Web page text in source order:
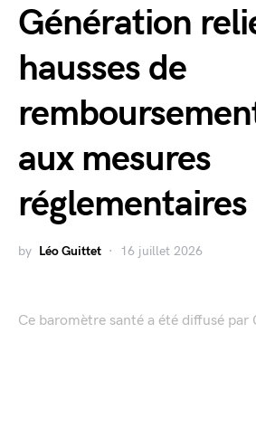
Génération
hausses de
aux mesures
réglementaires
by Léo Guittet 16 juillet 2026
Ce baromètre santé a été diffusé par